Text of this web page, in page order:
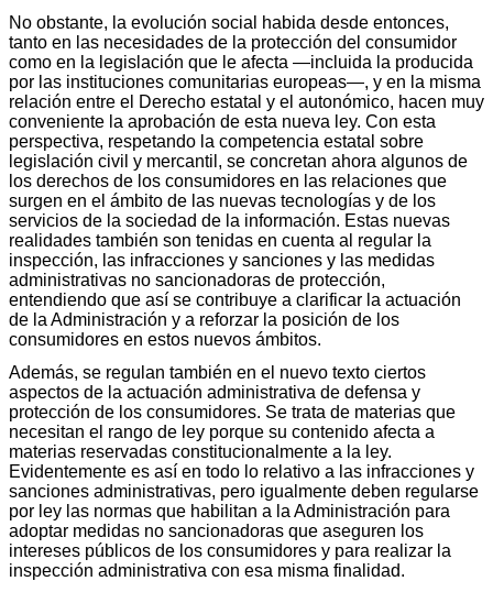
No obstante, la evolución social habida desde entonces,
tanto en las necesidades de la protección del consumidor
como en la legislación que le afecta —incluida la producida
por las instituciones comunitarias europeas—, y en la misma
relación entre el Derecho estatal y el autonómico, hacen muy
conveniente la aprobación de esta nueva ley. Con esta
perspectiva, respetando la competencia estatal sobre
legislación civil y mercantil, se concretan ahora algunos de
los derechos de los consumidores en las relaciones que
surgen en el ámbito de las nuevas tecnologías y de los
servicios de la sociedad de la información. Estas nuevas
realidades también son tenidas en cuenta al regular la
inspección, las infracciones y sanciones y las medidas
administrativas no sancionadoras de protección,
entendiendo que así se contribuye a clarificar la actuación
de la Administración y a reforzar la posición de los
consumidores en estos nuevos ámbitos.
Además, se regulan también en el nuevo texto ciertos
aspectos de la actuación administrativa de defensa y
protección de los consumidores. Se trata de materias que
necesitan el rango de ley porque su contenido afecta a
materias reservadas constitucionalmente a la ley.
Evidentemente es así en todo lo relativo a las infracciones y
sanciones administrativas, pero igualmente deben regularse
por ley las normas que habilitan a la Administración para
adoptar medidas no sancionadoras que aseguren los
intereses públicos de los consumidores y para realizar la
inspección administrativa con esa misma finalidad.